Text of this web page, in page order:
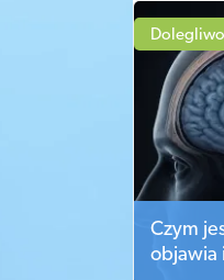
Czym
objawia